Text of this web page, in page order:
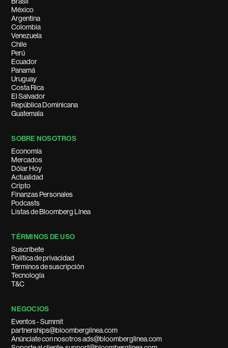
México
Argentina
Colombia
Venezuela
Chile
Perú
Ecuador
Panamá
Uruguay
Costa Rica
El Salvador
República Dominicana
Guatemala
SOBRE NOSOTROS
Economía
Mercados
Dólar Hoy
Actualidad
Cripto
Finanzas Personales
Podcasts
Listas de Bloomberg Línea
TÉRMINOS DE USO
Suscríbete
Política de privacidad
Términos de suscripción
Tecnología
T&C
NEGOCIOS
Eventos - Summit
partnerships@bloomberglinea.com
Anúnciate con nosotros ads@bloomberglinea.com